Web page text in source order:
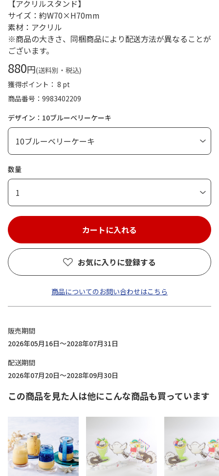
【アクリルスタンド】
サイズ：約W70×H70mm
素材：アクリル
※商品の大きさ、同梱商品により配送方法が異なることが
ございます。
880円(送料別・税込)
獲得ポイント： 8 pt
商品番号
9983402209
デザイン：10ブルーベリーケーキ
数量
1
お気に入りに登録する
商品についてのお問い合わせはこちら
販売期間
2026年05月16日～2028年07月31日
配送期間
2026年07月20日～2028年09月30日
この商品を見た人は他にこんな商品も買っています